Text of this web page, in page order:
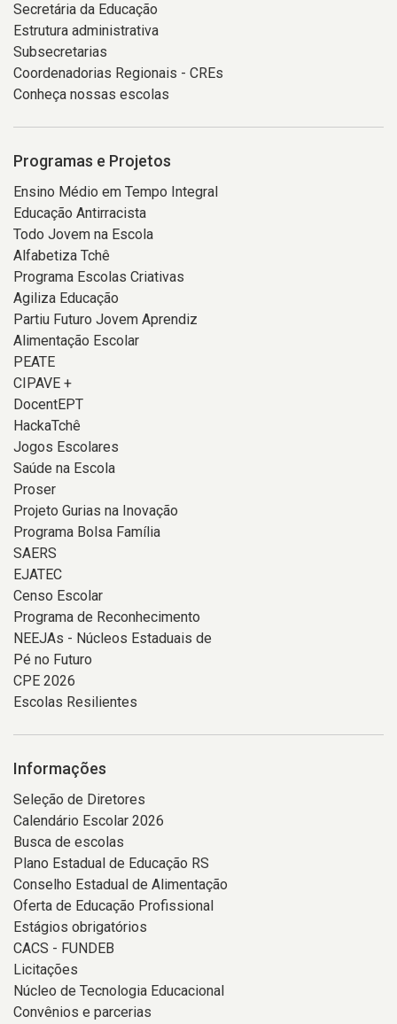
Secretária da Educação
Estrutura administrativa
Subsecretarias
Coordenadorias Regionais - CREs
Conheça nossas escolas
Programas e Projetos
Ensino Médio em Tempo Integral
Educação Antirracista
Todo Jovem na Escola
Alfabetiza Tchê
Programa Escolas Criativas
Agiliza Educação
Partiu Futuro Jovem Aprendiz
Alimentação Escolar
PEATE
CIPAVE +
DocentEPT
HackaTchê
Jogos Escolares
Saúde na Escola
Proser
Projeto Gurias na Inovação
Programa Bolsa Família
SAERS
EJATEC
Censo Escolar
Programa de Reconhecimento
NEEJAs - Núcleos Estaduais de
Pé no Futuro
CPE 2026
Escolas Resilientes
Informações
Seleção de Diretores
Calendário Escolar 2026
Busca de escolas
Plano Estadual de Educação RS
Conselho Estadual de Alimentação
Oferta de Educação Profissional
Estágios obrigatórios
CACS - FUNDEB
Licitações
Núcleo de Tecnologia Educacional
Convênios e parcerias